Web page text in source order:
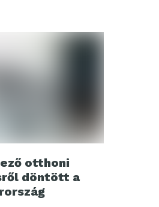
otthoni
döntött a